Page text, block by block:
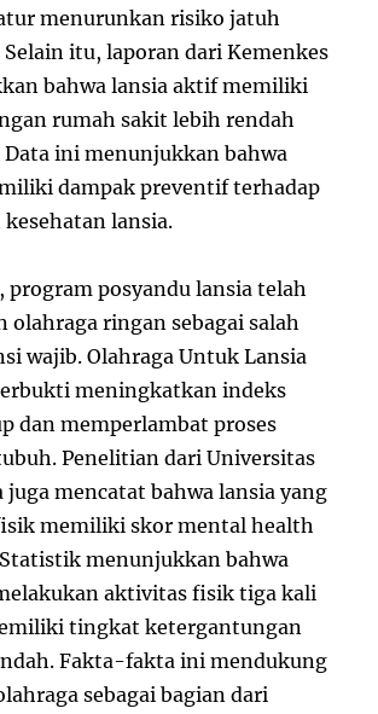
menurunkan risiko jatuh
Selain itu, laporan dari Kemenkes
bahwa lansia aktif memiliki
rumah sakit lebih rendah
ini menunjukkan bahwa
dampak preventif terhadap
lansia.
program posyandu lansia telah
olahraga ringan sebagai salah
wajib. Olahraga Untuk Lansia
meningkatkan indeks
dan memperlambat proses
Penelitian dari Universitas
juga mencatat bahwa lansia yang
memiliki skor mental health
menunjukkan bahwa
aktivitas fisik tiga kali
tingkat ketergantungan
Fakta-fakta ini mendukung
sebagai bagian dari